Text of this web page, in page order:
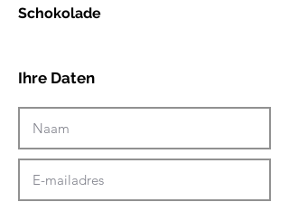
Schokolade
Ihre Daten